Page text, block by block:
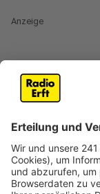
Anzeige
Neuer Post-
Erftstadt-
Anzeige
In Erftstadt
Filiale im